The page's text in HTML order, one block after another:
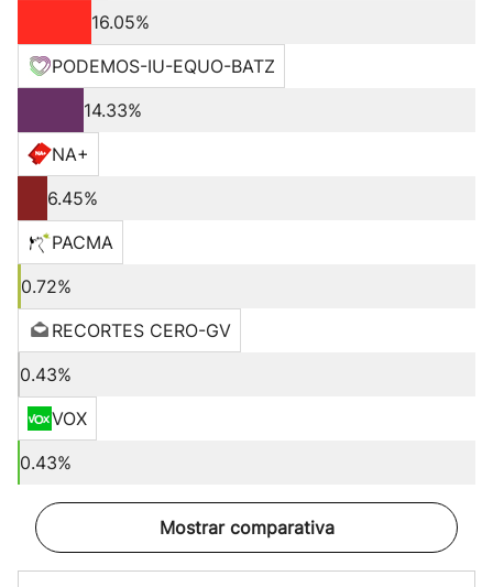
16.05%
PODEMOS-IU-EQUO-BATZ
14.33%
NA+
6.45%
PACMA
0.72%
RECORTES CERO-GV
0.43%
VOX
0.43%
Mostrar comparativa